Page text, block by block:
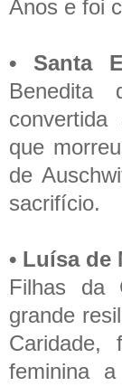
Anos e foi
• Santa
Benedita
que
de
sacrifício.
• Luísa de
Filhas da
grande
Caridade,
feminina